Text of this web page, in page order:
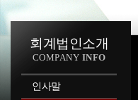
회계법인소개
COMPANY INFO
인사말